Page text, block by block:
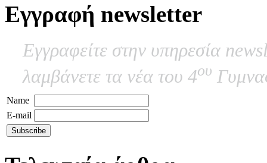
Εγγραφή newsletter
Εγγραφείτε στην υπηρεσία
λαμβάνετε τα νέα του 4ου
Name
E-mail